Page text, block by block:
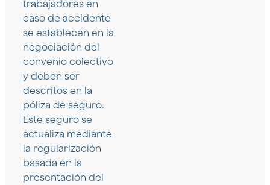
trabajadores en
caso de accidente
se establecen en la
negociación del
convenio colectivo
y deben ser
descritos en la
póliza de seguro.
Este seguro se
actualiza mediante
la regularización
basada en la
presentación del